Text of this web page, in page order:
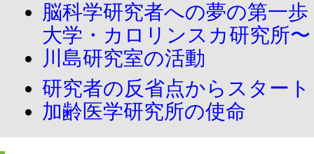
脳科学研究者への夢の第一
大学・カロリンスカ研究所〜
川島研究室の活動
研究者の反省点からスター
加齢医学研究所の使命